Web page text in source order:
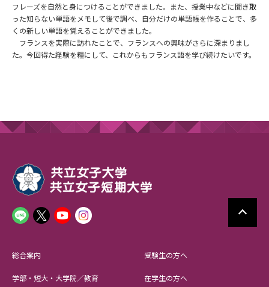
フレーズを自然と身につけることができました。また、授業中などに聞き取
った知らない単語をメモして後で調べ、自分だけの単語帳を作ることで、多
くの新しい単語を覚えることができました。
フランスを実際に訪れたことで、フランスへの興味がさらに深まりまし
た。今回得た経験を糧にして、これからもフランス語を学び続けたいです。
総合案内
学部・短大・大学院／教育
受験生の方へ
在学生の方へ